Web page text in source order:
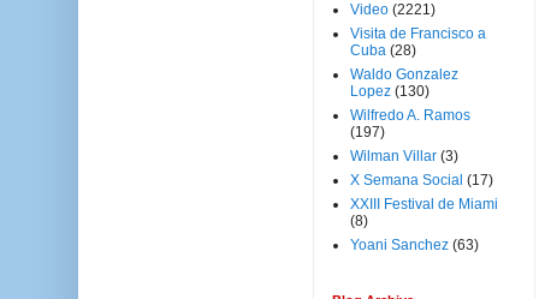
Video (2221)
Visita de Francisco a
Cuba (28)
Waldo Gonzalez
Lopez (130)
Wilfredo A. Ramos
(197)
Wilman Villar (3)
X Semana Social (17)
XXIII Festival de Miami
(8)
Yoani Sanchez (63)